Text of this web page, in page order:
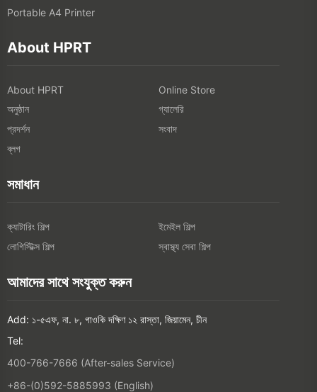
Portable A4 Printer
About HPRT
About HPRT
Online Store
অনুষ্ঠান
গ্যালেরি
প্রদর্শন
সংবাদ
ব্লগ
সমাধান
ক্যাটারিং শিল্প
ইমেইল শিল্প
লোগিস্টিক্স শিল্প
স্বাস্থ্য সেবা শিল্প
আমাদের সাথে সংযুক্ত করুন
Add: ১-৫এফ, না. ৮, গাওকি দক্ষিণ ১২ রাস্তা, জিয়ামেন, চীন
Tel:
400-766-7666 (After-sales Service)
+86-(0)592-5885993 (English)